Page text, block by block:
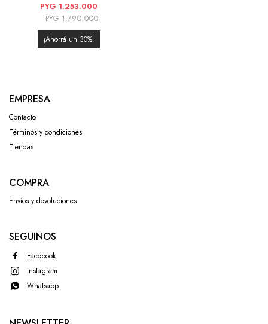
PYG 1.253.000
PYG 1.790.000
30
EMPRESA
Contacto
Términos y condiciones
Tiendas
COMPRA
Envíos y devoluciones
SEGUINOS
Facebook
Instagram
Whatsapp